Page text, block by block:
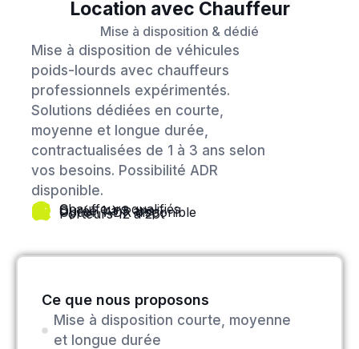
Location avec Chauffeur
Mise à disposition & dédié
Mise à disposition de véhicules
poids-lourds avec chauffeurs
professionnels expérimentés.
Solutions dédiées en courte,
moyenne et longue durée,
contractualisées de 1 à 3 ans selon
vos besoins. Possibilité ADR
disponible.
Chauffeurs qualifiés
Durée 1 à 3 ans
Option ADR disponible
Porteurs 12 à 26t
Ce que nous proposons
Mise à disposition courte, moyenne
et longue durée